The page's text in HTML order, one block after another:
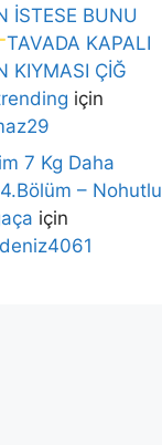
İSTESE BUNU
TAVADA KAPALI
KIYMASI ÇİĞ
için
7 Kg Daha
– Nohutlu
için